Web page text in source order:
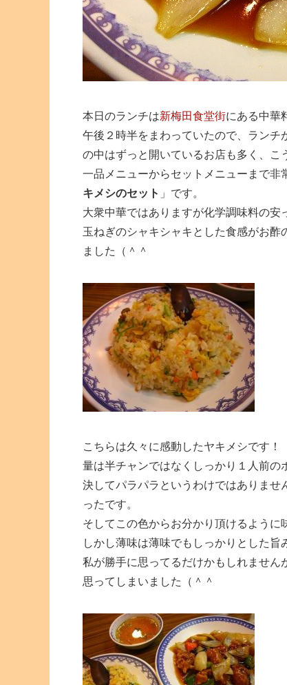
本日のランチは新梅田食堂街にある中華
午後２時半をまわっていたので、ラン
の中はずっと開いているお店も多く、こ
一品メニューからセットメニューまで非
キメシのセット 」です。
大衆中華ではありますが化学調味料の安
玉ねぎのシャキシャキとした食感がお酢
ました（＾＾
こちらは久々に感動したヤキメシです！
量は半チャンではなくしっかり１人前の
決してパラパラというわけではありま
ったです。
そしてこの色からお分かり頂けるように
しかし薄味は薄味でもしっかりとした旨
私が勝手に思ってるだけかもしれません
思ってしまいました（＾＾